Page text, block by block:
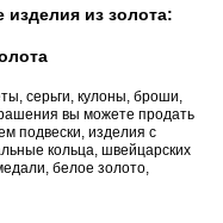
из золота:
серьги, кулоны, броши,
вы можете продать
подвески, изделия с
кольца, швейцарских
белое золото,